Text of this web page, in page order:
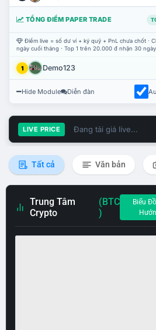
TỔNG ĐIỂM PAPER TRADE
Điểm live = số dư ví + ký quỹ + PnL chưa chốt ·
ngày cuối tháng · Top 1 trên 20.000 đ nhận 30 ngày
1 Demo123
Hide Module Diễn đàn
LIVE PRICE Đang tải giá live...
Tất cả Văn bản
Trung Tâm
Crypto
(BTC
)
Biểu